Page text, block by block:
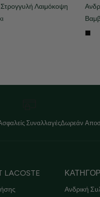
Λαιμόκοψη
ΣυναλλαγέςΔωρεάν
LACOSTE
Ανδρική